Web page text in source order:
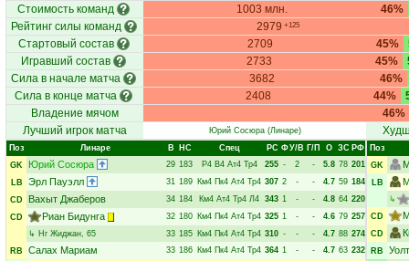
Стоимость команд 1003 млн.
46%
Рейтинг силы команд
2979 +125
Стартовый состав 2709 45%
Игравший состав
2733 45%
Сила в начале матча
3682
46%
Сила в конце матча
2408 44%
Владение мячом
46%
Лучший игрок матча
Юрий Сосюра(Линаре)
Поз Линаре В НC Спец РC ФУ/В Г/П О ЗС РФ
GK
Юрий Сосюра 29 183 Р4 В4 Ат4 Тр4 255 - 2 - 5.8 78 201
LB
Эрл Пауэлл 31 189 Км4 Пк4 Ат4 Тр4 307 2 - - 4.7 59 184
CD
Вахыт Джаберов 34 184 Км4 Ат4 Тр4 Л4 343 1 - - 4.8 64 220
CD
Риан Бидунга 32 180 Км4 Пк4 Ат4 Тр4 325 1 - - 4.6 79 257
↳ Нг Жиджан, 65 33 185 Км4 Пк4 Ат4 Тр4 310 - - - 4.7 88 274
RB
Салах Мариам 33 186 Км4 Пк4 Ат4 Тр4 364 1 - - 4.7 63 232
Поз
GK
LB
↳
CD
CD
RB